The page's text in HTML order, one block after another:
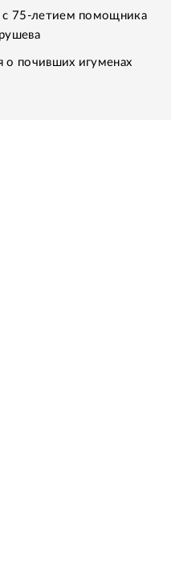
с 75-летием помощника
о почивших игуменах